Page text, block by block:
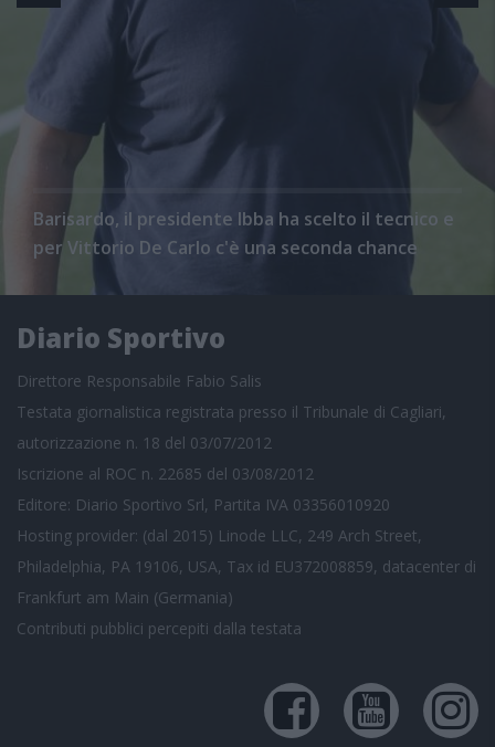
Barisardo, il presidente Ibba ha scelto il tecnico e
per Vittorio De Carlo c'è una seconda chance
Diario Sportivo
Direttore Responsabile Fabio Salis
Testata giornalistica registrata presso il Tribunale di Cagliari,
autorizzazione n. 18 del 03/07/2012
Iscrizione al ROC n. 22685 del 03/08/2012
Editore: Diario Sportivo Srl, Partita IVA 03356010920
Hosting provider: (dal 2015) Linode LLC, 249 Arch Street,
Philadelphia, PA 19106, USA, Tax id EU372008859, datacenter di
Frankfurt am Main (Germania)
Contributi pubblici percepiti dalla testata